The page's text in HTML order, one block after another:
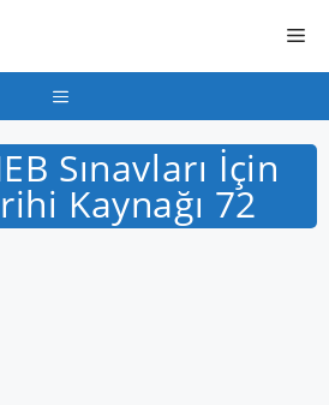
Sınavları İçin
Kaynağı 72